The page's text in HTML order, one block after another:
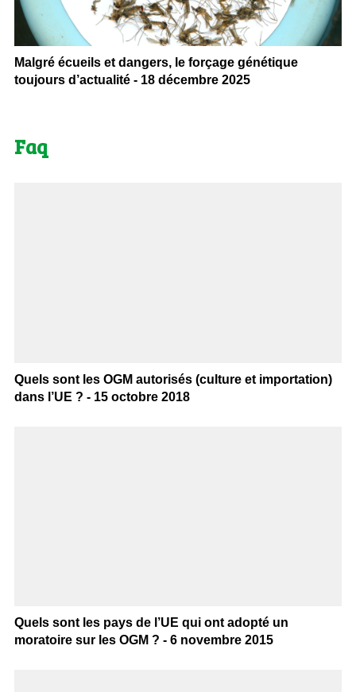
Malgré écueils et dangers, le forçage génétique
toujours d’actualité - 18 décembre 2025
Faq
Quels sont les OGM autorisés (culture et importation)
dans l’UE ? - 15 octobre 2018
Quels sont les pays de l’UE qui ont adopté un
moratoire sur les OGM ? - 6 novembre 2015